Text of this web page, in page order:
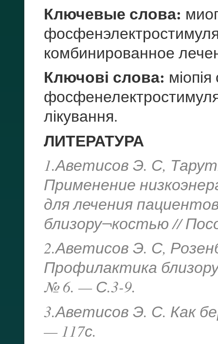
Ключевые слова:
комбинированное
Ключові слова:
лікування.
ЛИТЕРАТУРА
1.Аветисов Э. С,
Применение
для лечения
близору¬костью //
2.Аветисов Э. С,
Профилактика
№ 6. — С.3-9.
3.Аветисов Э. С. Как
— 117с.